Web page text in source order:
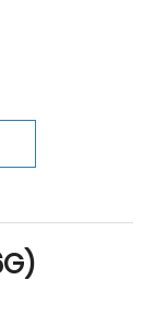
商品」，每半
送「VIP生日